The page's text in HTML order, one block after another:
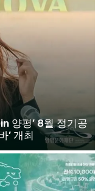
양평’ 8월 정기공
’ 개최